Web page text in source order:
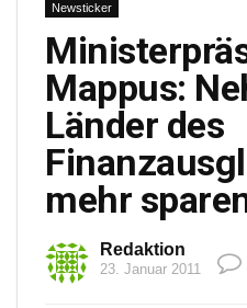
Newsticker
Mappus:
Länder des
mehr
Redaktion
23. Januar 2011